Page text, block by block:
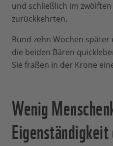
und schließlich im
zurückkehrten.
Rund zehn Wochen
die beiden Bären
Sie fraßen in der Krone
Wenig